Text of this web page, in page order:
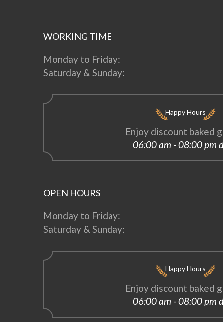
WORKING TIME
Monday to Friday:
Saturday & Sunday:
Happy Hours
Enjoy discount baked
06:00 am - 08:00 pm
OPEN HOURS
Monday to Friday:
Saturday & Sunday:
Happy Hours
Enjoy discount baked
06:00 am - 08:00 pm